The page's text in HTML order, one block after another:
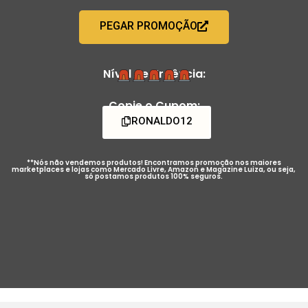
PEGAR PROMOÇÃO
Nível de Urgência:
Copie o Cupom:
RONALDO12
**Nós não vendemos produtos! Encontramos promoção nos maiores
marketplaces e lojas como Mercado Livre, Amazon e Magazine Luiza, ou seja,
só postamos produtos 100% seguros.